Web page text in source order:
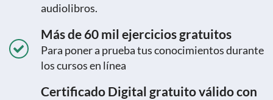
audiolibros.
Más de 60 mil ejercicios gratuitos
Para poner a prueba tus conocimientos durante
los cursos en línea
Certificado Digital gratuito válido con